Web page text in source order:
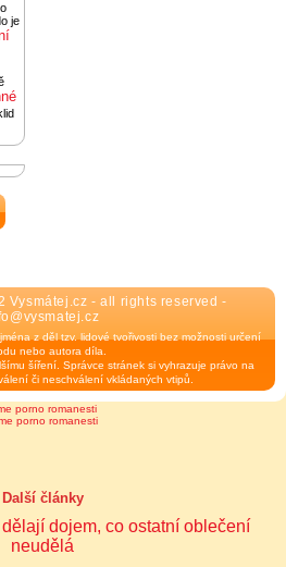
je
Vysmátej.cz - all rights reserved -
z děl tzv. lidové tvořivosti bez možnosti určení
nebo autora díla.
šíření. Správce stránek si vyhrazuje právo na
či neschválení vkládaných vtipů.
porno romanesti
porno romanesti
Další články
dojem, co ostatní oblečení
neudělá